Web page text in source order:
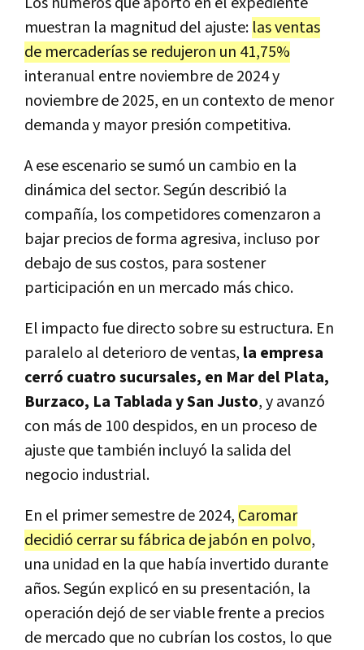
muestran la magnitud del ajuste: las ventas
de mercaderías se redujeron un 41,75%
interanual entre noviembre de 2024 y
noviembre de 2025, en un contexto de menor
demanda y mayor presión competitiva.
A ese escenario se sumó un cambio en la
dinámica del sector. Según describió la
compañía, los competidores comenzaron a
bajar precios de forma agresiva, incluso por
debajo de sus costos, para sostener
participación en un mercado más chico.
El impacto fue directo sobre su estructura. En
paralelo al deterioro de ventas, la empresa
cerró cuatro sucursales, en Mar del Plata,
Burzaco, La Tablada y San Justo, y avanzó
con más de 100 despidos, en un proceso de
ajuste que también incluyó la salida del
negocio industrial.
En el primer semestre de 2024, Caromar
decidió cerrar su fábrica de jabón en polvo,
una unidad en la que había invertido durante
años. Según explicó en su presentación, la
operación dejó de ser viable frente a precios
de mercado que no cubrían los costos, lo que